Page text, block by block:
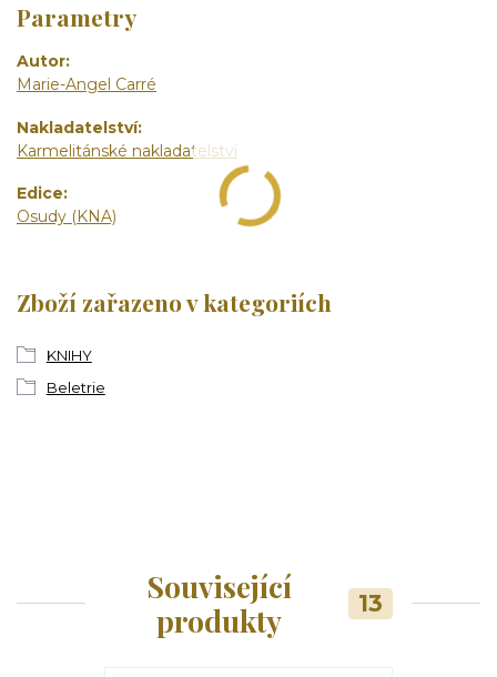
Parametry
Autor
Marie-Angel Carré
Nakladatelství
Karmelitánské nakladatelství
Edice
Osudy (KNA)
Zboží zařazeno v kategoriích
KNIHY
Beletrie
Související
produkty
13